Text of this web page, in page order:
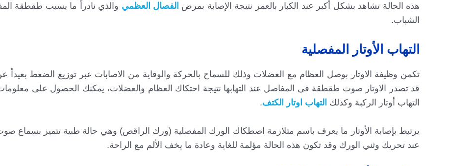
هذه الحالة تشاهد بشكل أكبر عند الكبار بالعمر نتيجة الإصابة بمرض الفصال العظمي والذي نادراً ما يسبب طقطقة
الشباب.
التهاب الأوتار المفصلية
تكمن وظيفة الاوتار بوصل العظام مع العضلات وذلك للسماح بالحركة والوقاية من الاصابات عبر توزيع الضغط بعيداً
قد تصدر الاوتار صوت طقطقة في المفاصل عند التهابها نتيجة احتكاك العظام والعضلات، يمكنك الحصول على
التهاب أوتار الركبة وكذلك التهاب اوتار الكتف.
يرتبط بإصابة الأوتار ما يعرف باسم متلازمة اصطكاك الورك المفصلية (ورك الراقص) وهي حالة طبية تتميز بسماع
عند تحريك وثني الورك وقد تكون هذه الحالة مؤلمة للغاية وعادة ما يخف الألم مع الراحة.